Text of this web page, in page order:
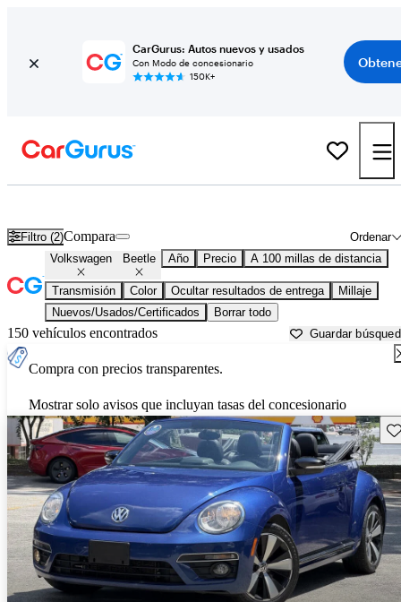
CarGurus: Autos nuevos y usados
Con Modo de concesionario
150K+
Filtro (2) Ordenar
Compara
Volkswagen Beetle Año Precio A 100 millas de distancia
Transmisión Color Ocultar resultados de entrega
Millaje
Nuevos/Usados/Certificados
Borrar todo
150 vehículos encontrados Guardar
Compra con precios transparentes.
Mostrar solo avisos que incluyan tasas del concesionario